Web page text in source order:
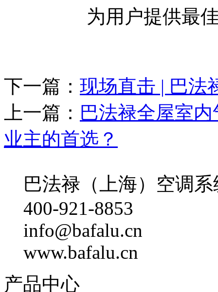
为用户提供最
下一篇： 现场直击 | 巴法
上一篇： 巴法禄全屋室
业主的首选？
巴法禄（上海）空调
400-921-8853
info@bafalu.cn
www.bafalu.cn
产品中心